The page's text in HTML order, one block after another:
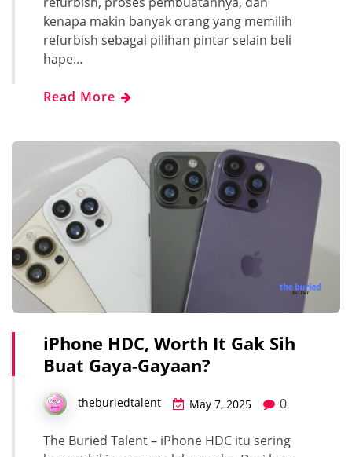
kenapa makin banyak orang yang memilih
refurbish sebagai pilihan pintar selain beli
hape…
Read More
iPhone HDC, Worth It Gak Sih
Buat Gaya-Gayaan?
theburiedtalent May 7, 2025 0
The Buried Talent – iPhone HDC itu sering